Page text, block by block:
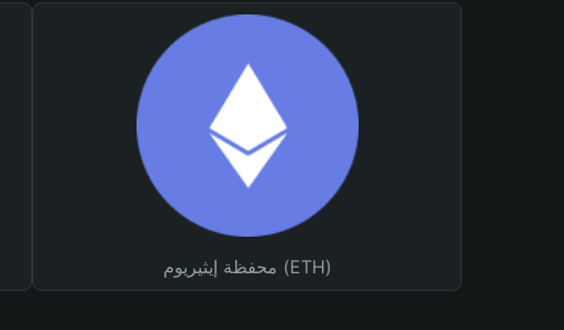
محفظة إيثيريوم (ETH)